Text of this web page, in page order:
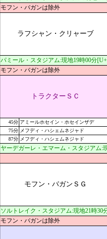
モフン・バガンは除外
ラフシャン・クリャーブ
パミール・スタジアム:現地19時00分
モフン・バガンは除外
トラクターＳＣ
45分 アミールホセイン・ホセインザデ
75分 メフディ・ハシェムネジャド
87分 メフディ・ハシェムネジャド
ヤーデガーレ・エマーム・スタジアム:
モフン・バガンＳＧ
ソルトレイク・スタジアム:現地21時30
モフン・バガンは除外